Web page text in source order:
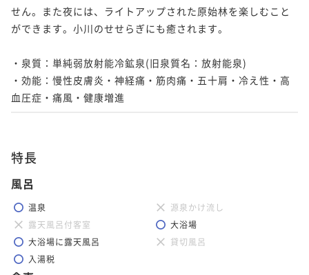
せん。また夜には、ライトアップされた原始林を楽しむこと
ができます。小川のせせらぎにも癒されます。
・泉質：単純弱放射能冷鉱泉(旧泉質名：放射能泉)
・効能：慢性皮膚炎・神経痛・筋肉痛・五十肩・冷え性・高
血圧症・痛風・健康増進
特長
風呂
温泉
源泉かけ流し
露天風呂付客室
大浴場
大浴場に露天風呂
貸切風呂
入湯税